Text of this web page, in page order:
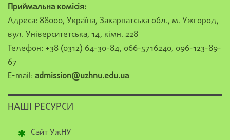
Приймальна комісія:
Адреса: 88000, Україна, Закарпатська обл., м. Ужгород,
вул. Університетська, 14, кімн. 228
Телефон: +38 (0312) 64-30-84, 066-5716240, 096-123-89-
67
E-mail: admission@uzhnu.edu.ua
НАШІ РЕСУРСИ
Сайт УжНУ